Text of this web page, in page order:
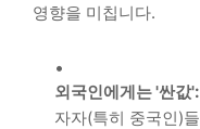
영향을 미칩니다.
외국인에게는 '싼값':
자자(특히 중국인)